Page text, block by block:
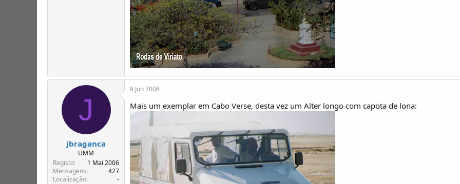
J
jbraganca
UMM
Registo
1 Mai 2006
Mensagens
427
Localização
-
8 Jun 2008
Mais um exemplar em Cabo Verse, desta vez um Alter longo com capota de lona: